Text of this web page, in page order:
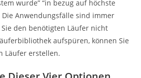
wurde” “in bezug auf höchste
Anwendungsfälle sind immer
den benötigten Läufer nicht
aufspüren, können Sie
Läufer erstellen.